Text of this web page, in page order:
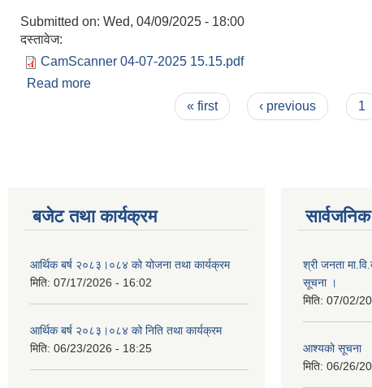
Submitted on: Wed, 04/09/2025 - 18:00
दस्तावेज:
CamScanner 04-07-2025 15.15.pdf
Read more
« first ‹ previous 1
बजेट तथा कार्यक्रम
आर्थिक बर्ष २०८३।०८४ को योजना तथा कार्यक्रम
मिति: 07/17/2026 - 16:02
आर्थिक बर्ष २०८३।०८४ को निति तथा कार्यक्रम
मिति: 06/23/2026 - 18:25
श्री जनता
सूचना ।
मिति: 07/02/
आश्यकाे सूचना
मिति: 06/26/